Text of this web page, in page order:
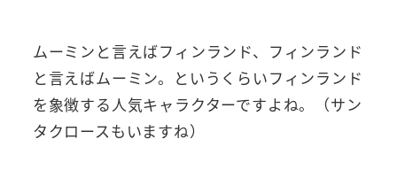
ムーミンと言えばフィンランド、フィンランド
と言えばムーミン。というくらいフィンランド
を象徴する人気キャラクターですよね。（サン
タクロースもいますね）